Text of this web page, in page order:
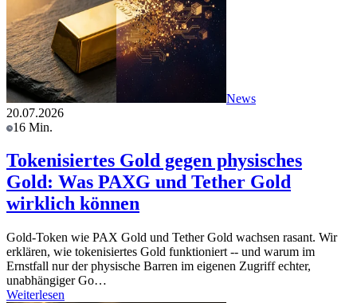
News
20.07.2026
16 Min.
Tokenisiertes Gold gegen physisches
Gold: Was PAXG und Tether Gold
wirklich können
Gold-Token wie PAX Gold und Tether Gold wachsen rasant. Wir
erklären, wie tokenisiertes Gold funktioniert -- und warum im
Ernstfall nur der physische Barren im eigenen Zugriff echter,
unabhängiger Go…
Weiterlesen